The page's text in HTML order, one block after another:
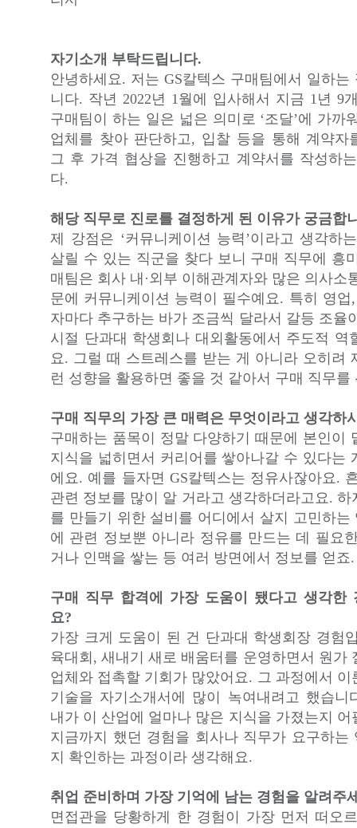
자기소개 부탁드립니다.
안녕하세요. 저는 GS칼텍스 구매팀에서 일하는
니다. 작년 2022년 1월에 입사해서 지금 1년 9
구매팀이 하는 일은 넓은 의미로 ‘조달’에 가까
업체를 찾아 판단하고, 입찰 등을 통해 계약자
그 후 가격 협상을 진행하고 계약서를 작성하
다.
해당 직무로 진로를 결정하게 된 이유가 궁금합
제 강점은 ‘커뮤니케이션 능력’이라고 생각하
살릴 수 있는 직군을 찾다 보니 구매 직무에 흥
매팀은 회사 내·외부 이해관계자와 많은 의사소
문에 커뮤니케이션 능력이 필수예요. 특히 영
자마다 추구하는 바가 조금씩 달라서 갈등 조율
시절 단과대 학생회나 대외활동에서 주도적 역
요. 그럴 때 스트레스를 받는 게 아니라 오히려
런 성향을 활용하면 좋을 것 같아서 구매 직무를
구매 직무의 가장 큰 매력은 무엇이라고 생각하
구매하는 품목이 정말 다양하기 때문에 본인이
지식을 넓히면서 커리어를 쌓아나갈 수 있다는
에요. 예를 들자면 GS칼텍스는 정유사잖아요.
관련 정보를 많이 알 거라고 생각하더라고요. 하
를 만들기 위한 설비를 어디에서 살지 고민하는
에 관련 정보뿐 아니라 정유를 만드는 데 필요
거나 인맥을 쌓는 등 여러 방면에서 정보를 얻죠.
구매 직무 합격에 가장 도움이 됐다고 생각한
요?
가장 크게 도움이 된 건 단과대 학생회장 경험
육대회, 새내기 새로 배움터를 운영하면서 원가
업체와 접촉할 기회가 많았어요. 그 과정에서 이
기술을 자기소개서에 많이 녹여내려고 했습니
내가 이 산업에 얼마나 많은 지식을 가졌는지 어
지금까지 했던 경험을 회사나 직무가 요구하는
지 확인하는 과정이라 생각해요.
취업 준비하며 가장 기억에 남는 경험을 알려주
면접관을 당황하게 한 경험이 가장 먼저 떠오